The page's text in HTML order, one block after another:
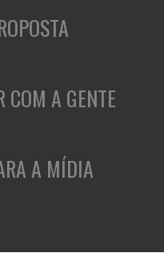
A GENTE
A MÍDIA